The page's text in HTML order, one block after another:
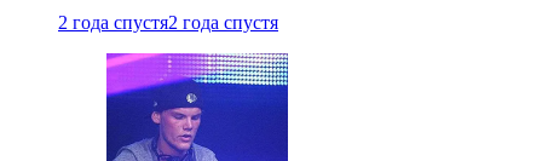
2 года спустя2 года спустя